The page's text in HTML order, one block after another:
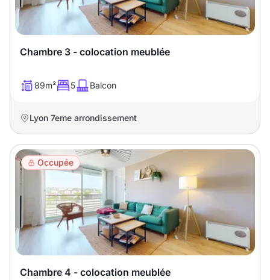
Chambre 3 - colocation meublée
89m² 5 Balcon
Lyon 7eme arrondissement
Occupée
Chambre 4 - colocation meublée